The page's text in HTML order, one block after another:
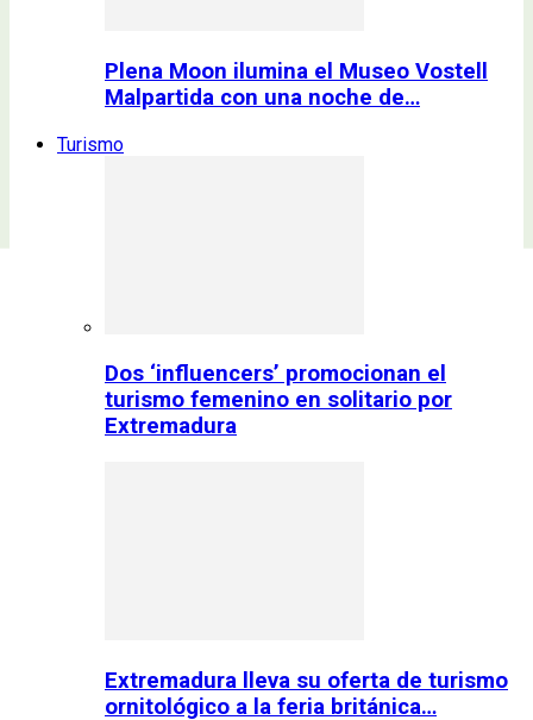
Plena Moon ilumina el Museo Vostell
Malpartida con una noche de…
Turismo
Dos ‘influencers’ promocionan el
turismo femenino en solitario por
Extremadura
Extremadura lleva su oferta de turismo
ornitológico a la feria británica…